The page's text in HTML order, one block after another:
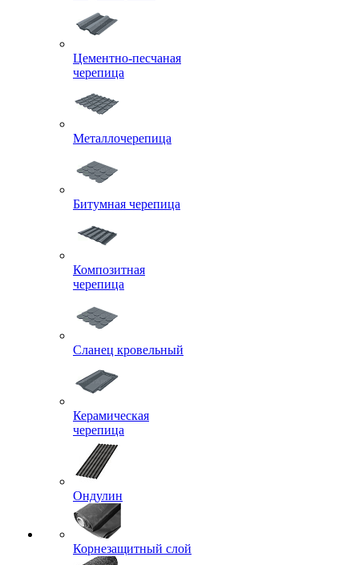
Цементно-песчаная
черепица
Металлочерепица
Битумная черепица
Композитная
черепица
Сланец кровельный
Керамическая
черепица
Ондулин
Корнезащитный слой